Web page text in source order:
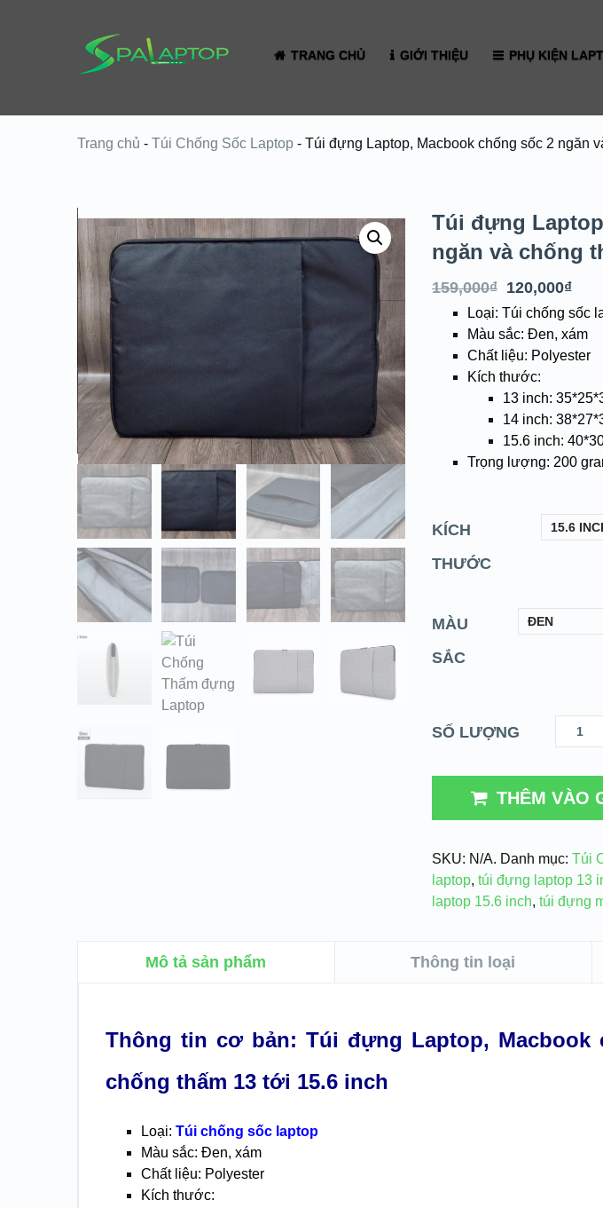
TRANG CHỦ GIỚI THIỆU PHỤ KIỆN
Trang chủ - Túi Chống Sốc Laptop - Túi đựng Laptop, Macbook chống sốc 2 ngăn
Túi đựng
ngăn và chống
159,000₫ 120,000₫
Loại: Túi chống sốc
Màu sắc: Đen, xám
Chất liệu: Polyester
Kích thước:
13 inch:
14 inch:
15.6 inch:
Trọng lượng: 200
KÍCH
THƯỚC
MÀU
SẮC
SỐ LƯỢNG
THÊM VÀO
SKU: N/A. Danh mục: Túi
laptop, túi đựng laptop 13
laptop 15.6 inch, túi đựng
Mô tả sản phẩm Thông tin loại
Thông tin cơ bản: Túi đựng Laptop, Macbook
chống thấm 13 tới 15.6 inch
Loại:Túi chống sốc laptop
Màu sắc: Đen, xám
Chất liệu: Polyester
Kích thước: